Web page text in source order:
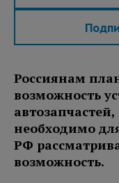
Россиянам
возможность
необходимо
РФ
возможность.